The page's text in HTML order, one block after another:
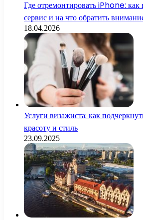
Где отремонтировать iPhone:
сервис и на что обратить
18.04.2026
Услуги визажиста: как
красоту и стиль
23.09.2025